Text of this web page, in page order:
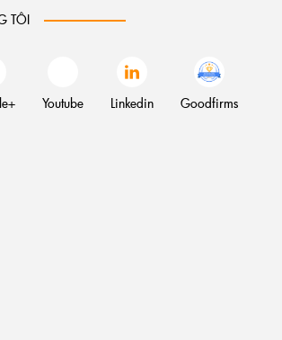
TÔI
Youtube Linkedin Goodfirms